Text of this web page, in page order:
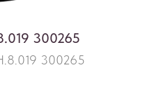
300265
300265